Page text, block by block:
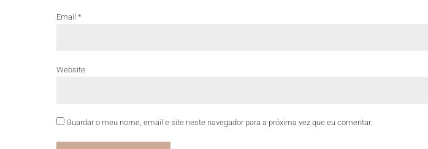
Email *
Website
Guardar o meu nome, email e site neste navegador para a próxima vez que eu comentar.